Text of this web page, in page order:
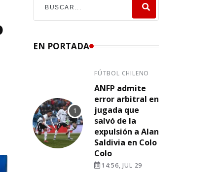
EN PORTADA
FÚTBOL CHILENO
ANFP admite
error arbitral en
jugada que
salvó de la
expulsión a Alan
Saldivia en Colo
Colo
14:56, JUL 29